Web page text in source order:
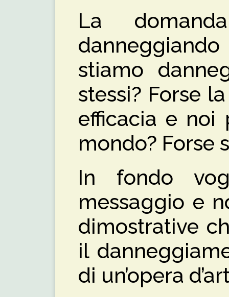
La
stiamo
stessi? Forse
efficacia e noi
mondo? Forse
In fondo
messaggio e
dimostrative
il
di un’opera